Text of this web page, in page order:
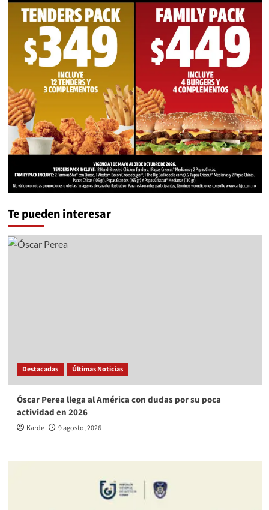
Te pueden interesar
Destacadas Últimas Noticias
Óscar Perea llega al América con dudas por su poca
actividad en 2026
Karde 9 agosto, 2026